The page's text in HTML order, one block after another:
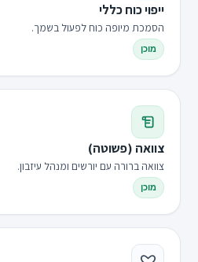
ייפוי כוח כללי
הסמכת מיופה כוח לפעול בשמך.
מוכן
צוואה (פשוטה)
צוואה ברורה עם יורשים ומנהל עיזבון.
מוכן